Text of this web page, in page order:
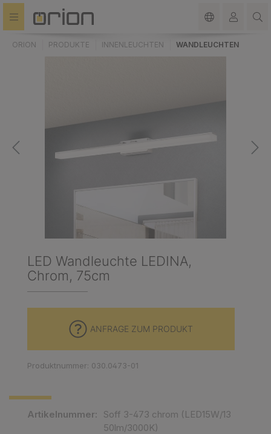
springen
ORION PRODUKTE INNENLEUCHTEN WANDLEUCHTEN
LED Wandleuchte LEDINA,
Chrom, 75cm
Artikelnummer:
Soff 3-473 chrom (LED15W/13
50lm/3000K)
ANFRAGE ZUM PRODUKT
Produktnummer: 030.0473-01